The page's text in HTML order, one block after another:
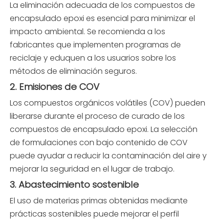
La eliminación adecuada de los compuestos de
encapsulado epoxi es esencial para minimizar el
impacto ambiental. Se recomienda a los
fabricantes que implementen programas de
reciclaje y eduquen a los usuarios sobre los
métodos de eliminación seguros.
2. Emisiones de COV
Los compuestos orgánicos volátiles (COV) pueden
liberarse durante el proceso de curado de los
compuestos de encapsulado epoxi. La selección
de formulaciones con bajo contenido de COV
puede ayudar a reducir la contaminación del aire y
mejorar la seguridad en el lugar de trabajo.
3. Abastecimiento sostenible
El uso de materias primas obtenidas mediante
prácticas sostenibles puede mejorar el perfil